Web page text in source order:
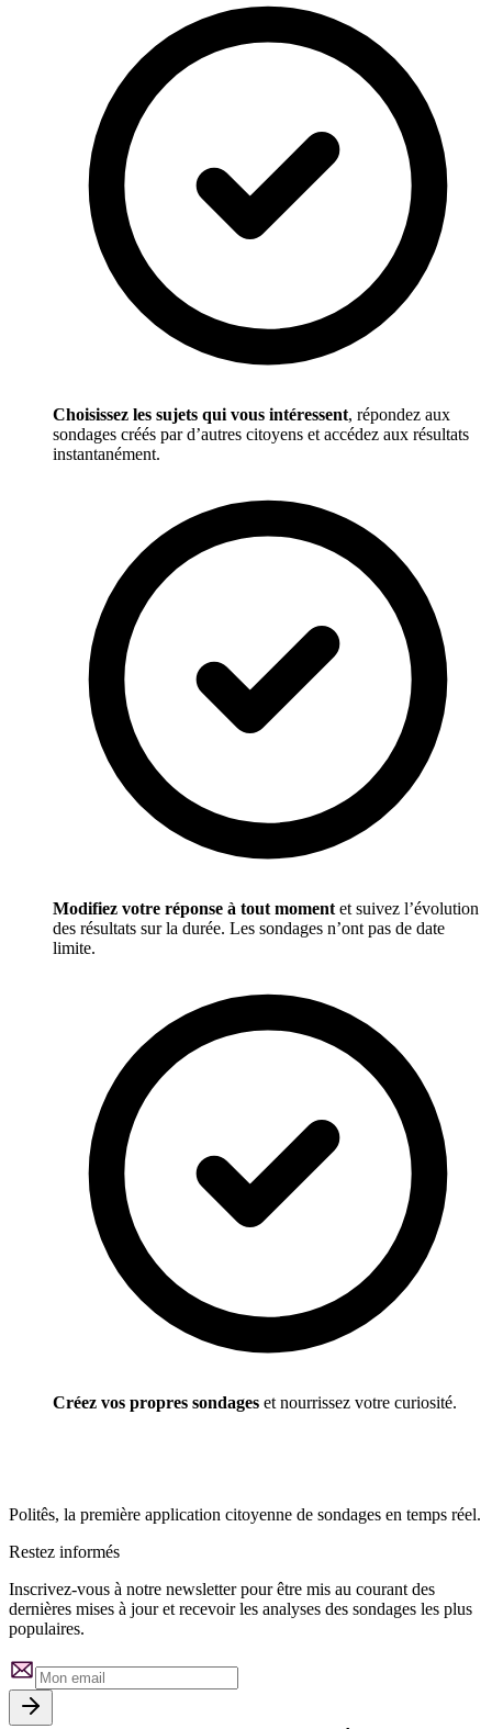
Choisissez les sujets qui vous intéressent, répondez aux
sondages créés par d’autres citoyens et accédez aux résultats
instantanément.
Modifiez votre réponse à tout moment et suivez l’évolution
des résultats sur la durée. Les sondages n’ont pas de date
limite.
Créez vos propres sondages et nourrissez votre curiosité.
Politês, la première application citoyenne de sondages en temps réel.
Restez informés
Inscrivez-vous à notre newsletter pour être mis au courant des
dernières mises à jour et recevoir les analyses des sondages les plus
populaires.